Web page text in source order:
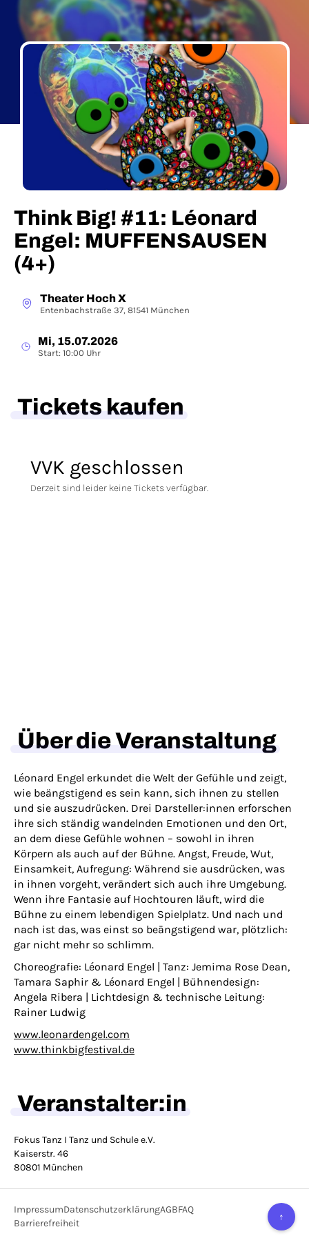
Think Big! #11: Léonard
Engel: MUFFENSAUSEN
(4+)
Theater Hoch X
Entenbachstraße 37, 81541 München
Mi, 15.07.2026
Start: 10:00 Uhr
Tickets kaufen
VVK geschlossen
Derzeit sind leider keine Tickets verfügbar.
Über die Veranstaltung
Léonard Engel erkundet die Welt der Gefühle und zeigt,
wie beängstigend es sein kann, sich ihnen zu stellen
und sie auszudrücken. Drei Darsteller:innen erforschen
ihre sich ständig wandelnden Emotionen und den Ort,
an dem diese Gefühle wohnen – sowohl in ihren
Körpern als auch auf der Bühne. Angst, Freude, Wut,
Einsamkeit, Aufregung: Während sie ausdrücken, was
in ihnen vorgeht, verändert sich auch ihre Umgebung.
Wenn ihre Fantasie auf Hochtouren läuft, wird die
Bühne zu einem lebendigen Spielplatz. Und nach und
nach ist das, was einst so beängstigend war, plötzlich:
gar nicht mehr so schlimm.
Choreografie: Léonard Engel | Tanz: Jemima Rose Dean,
Tamara Saphir & Léonard Engel | Bühnendesign:
Angela Ribera | Lichtdesign & technische Leitung:
Rainer Ludwig
www.leonardengel.com
www.thinkbigfestival.de
Veranstalter:in
Fokus Tanz I Tanz und Schule e.V.
Kaiserstr. 46
80801 München
ImpressumDatenschutzerklärungAGBFAQ
Barrierefreiheit
↑